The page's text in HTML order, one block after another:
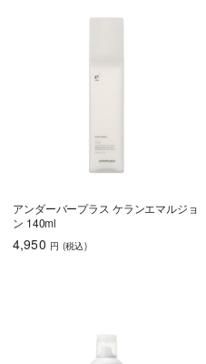
アンダーバープラス ケランエマルジョ
ン 140ml
4,950 円 (税込)